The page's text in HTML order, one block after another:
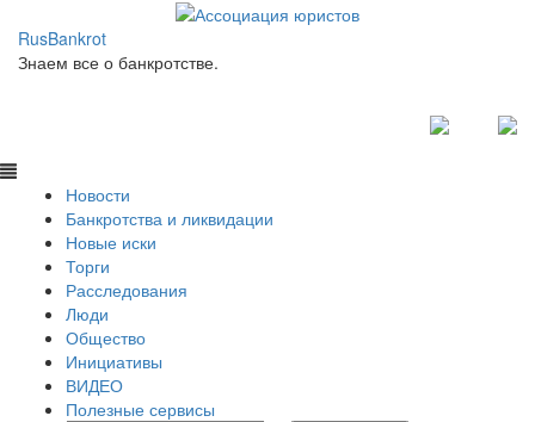
RusBankrot
Знаем все о банкротстве.
Новости
Банкротства и ликвидации
Новые иски
Торги
Расследования
Люди
Общество
Инициативы
ВИДЕО
Полезные сервисы